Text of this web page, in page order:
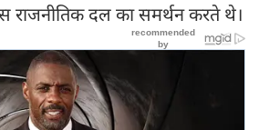
राजनीतिक दल का समर्थन करते थे।